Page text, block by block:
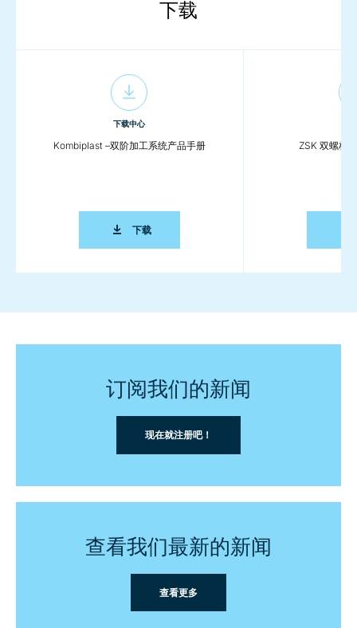
下载
下载中心
Kombiplast –双阶加工系统产品手册
下载KOMBIPLAST –双阶加工系统产品手册
ZSK 双螺杆
订阅我们的新闻
现在就注册吧！
查看我们最新的新闻
查看更多